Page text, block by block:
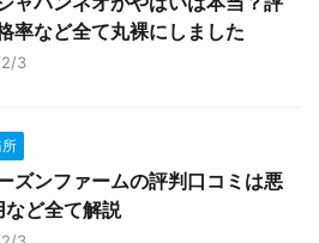
率など全て丸裸にしました
3
ズンファームの評判口コミは悪
など全て解説